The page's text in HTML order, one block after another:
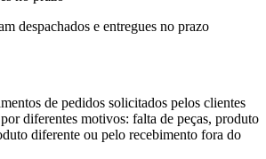
despachados e entregues no prazo
de pedidos solicitados pelos clientes
diferentes motivos: falta de peças, produto
diferente ou pelo recebimento fora do